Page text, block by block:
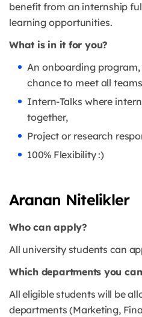
benefit from an internship
learning opportunities.
What is in it for you?
An onboarding
chance to meet all
Intern-Talks where
together,
Project or research
100% Flexibility :)
Aranan Nitelikler
Who can apply?
All university students can
Which departments you
All eligible students will be
departments (Marketing,